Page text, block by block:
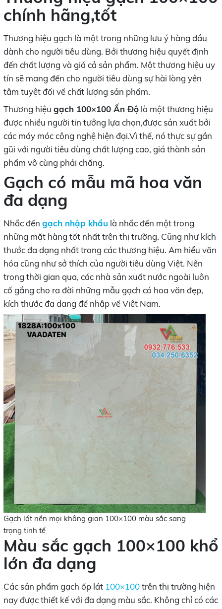
chính hãng,tốt
Thương hiệu gạch là một trong những lưu ý hàng đầu
dành cho người tiêu dùng. Bởi thương hiệu quyết định
đến chất lượng và giá cả sản phẩm. Một thương hiệu uy
tín sẽ mang đến cho người tiêu dùng sự hài lòng yên
tâm tuyệt đối về chất lượng sản phẩm.
Thương hiệu gạch 100×100 Ấn Độlà một thương hiệu
được nhiều người tin tưởng lựa chọn,được sản xuất bởi
các máy móc công nghệ hiện đại.Vì thế, nó thực sự gần
gũi với người tiêu dùng chất lượng cao, giá thành sản
phẩm vô cùng phải chăng.
Gạch có mẫu mã hoa văn
đa dạng
Nhắc đến gạch nhập khẩu là nhắc đến một trong
những mặt hàng tốt nhất trên thị trường. Cũng như kích
thước đa dạng nhất trong các thương hiệu. Am hiểu văn
hóa cũng như sở thích của người tiêu dùng Việt. Nên
trong thời gian qua, các nhà sản xuất nước ngoài luôn
cố gắng cho ra đời những mẫu gạch có hoa văn đẹp,
kích thước đa dạng để nhập về Việt Nam.
Gạch lát nền mọi không gian 100×100 màu sắc sang
trọng tinh tế
Màu sắc gạch 100×100 khổ
lớn đa dạng
Các sản phẩm gạch ốp lát 100×100trên thị trường hiện
nay được thiết kế với đa dạng màu sắc. Không chỉ có các